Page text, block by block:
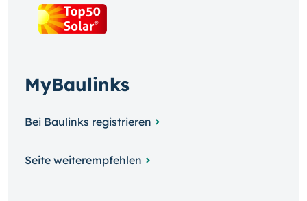
MyBaulinks
Bei Baulinks registrieren
Seite weiterempfehlen